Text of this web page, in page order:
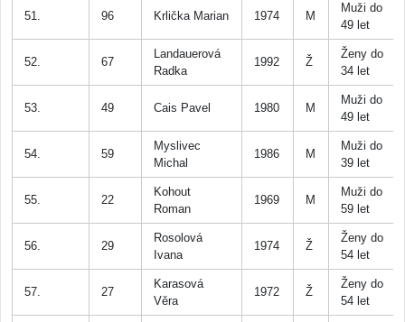
51. 96 Krlička Marian 1974 M
Muži do
49 let
52. 67
Landauerová
Radka
1992 Ž
Ženy do
34 let
53. 49 Cais Pavel 1980 M
Muži do
49 let
54. 59
Myslivec
Michal
1986 M
Muži do
39 let
55. 22
Kohout
Roman
1969 M
Muži do
59 let
56. 29
Rosolová
Ivana
1974 Ž
Ženy do
54 let
57. 27
Karasová
Věra
1972 Ž
Ženy do
54 let